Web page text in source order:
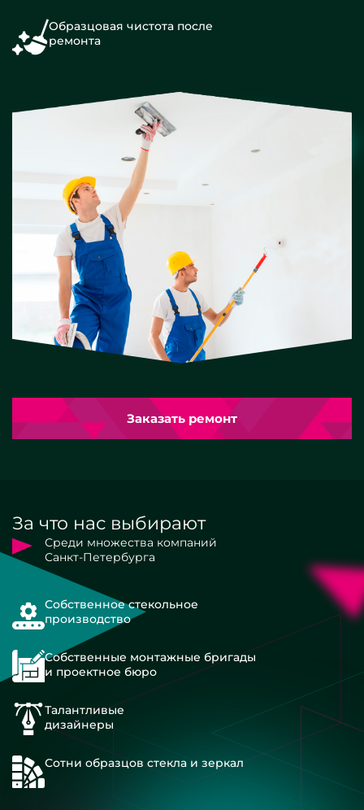
Образцовая чистота после
ремонта
Заказать ремонт
За что нас выбирают
Среди множества компаний
Санкт-Петербурга
Собственное стекольное
производство
Собственные монтажные бригады
и проектное бюро
Талантливые
дизайнеры
Сотни образцов стекла и зеркал